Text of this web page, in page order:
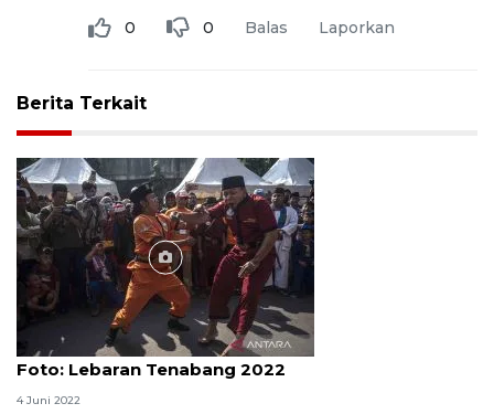
0
0 Balas Laporkan
Berita Terkait
Foto
Foto: Lebaran Tenabang 2022
4 Juni 2022